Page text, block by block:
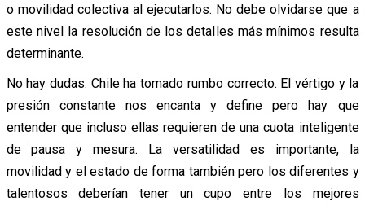
o movilidad colectiva al ejecutarlos. No debe olvidarse que a
este nivel la resolución de los detalles más mínimos resulta
determinante.
No hay dudas: Chile ha tomado rumbo correcto. El vértigo y la
presión constante nos encanta y define pero hay que
entender que incluso ellas requieren de una cuota inteligente
de pausa y mesura. La versatilidad es importante, la
movilidad y el estado de forma también pero los diferentes y
talentosos deberían tener un cupo entre los mejores